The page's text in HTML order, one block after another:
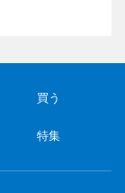
買う
特集